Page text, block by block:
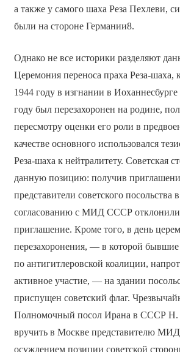
а также у самого шаха Реза Пехлеви,
были на стороне Германии8.
Однако не все историки разделяют
Церемония переноса праха Реза-шаха,
1944 году в изгнании в
году был перезахоронен на родине,
пересмотру оценки его роли в
качестве основного использовался
Реза-шаха к нейтралитету. Советская
данную позицию: получив
представители советского посольства
согласованию с МИД СССР отклонили
приглашение. Кроме того, в день
перезахоронения, — в которой
по антигитлеровской коалиции,
активное участие, — на здании
приспущен советский флаг.
Полномочный посол Ирана в СССР Н.
вручить в Москве представителю МИД
осуждением позиции советской